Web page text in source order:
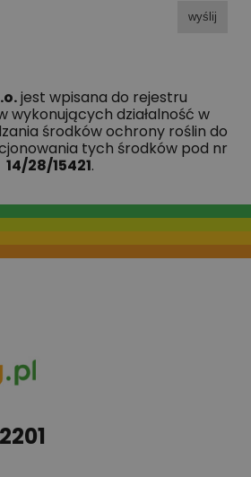
wyślij
jest wpisana do rejestru
wykonujących działalność w
środków ochrony roślin do
tych środków pod nr
14/28/15421.